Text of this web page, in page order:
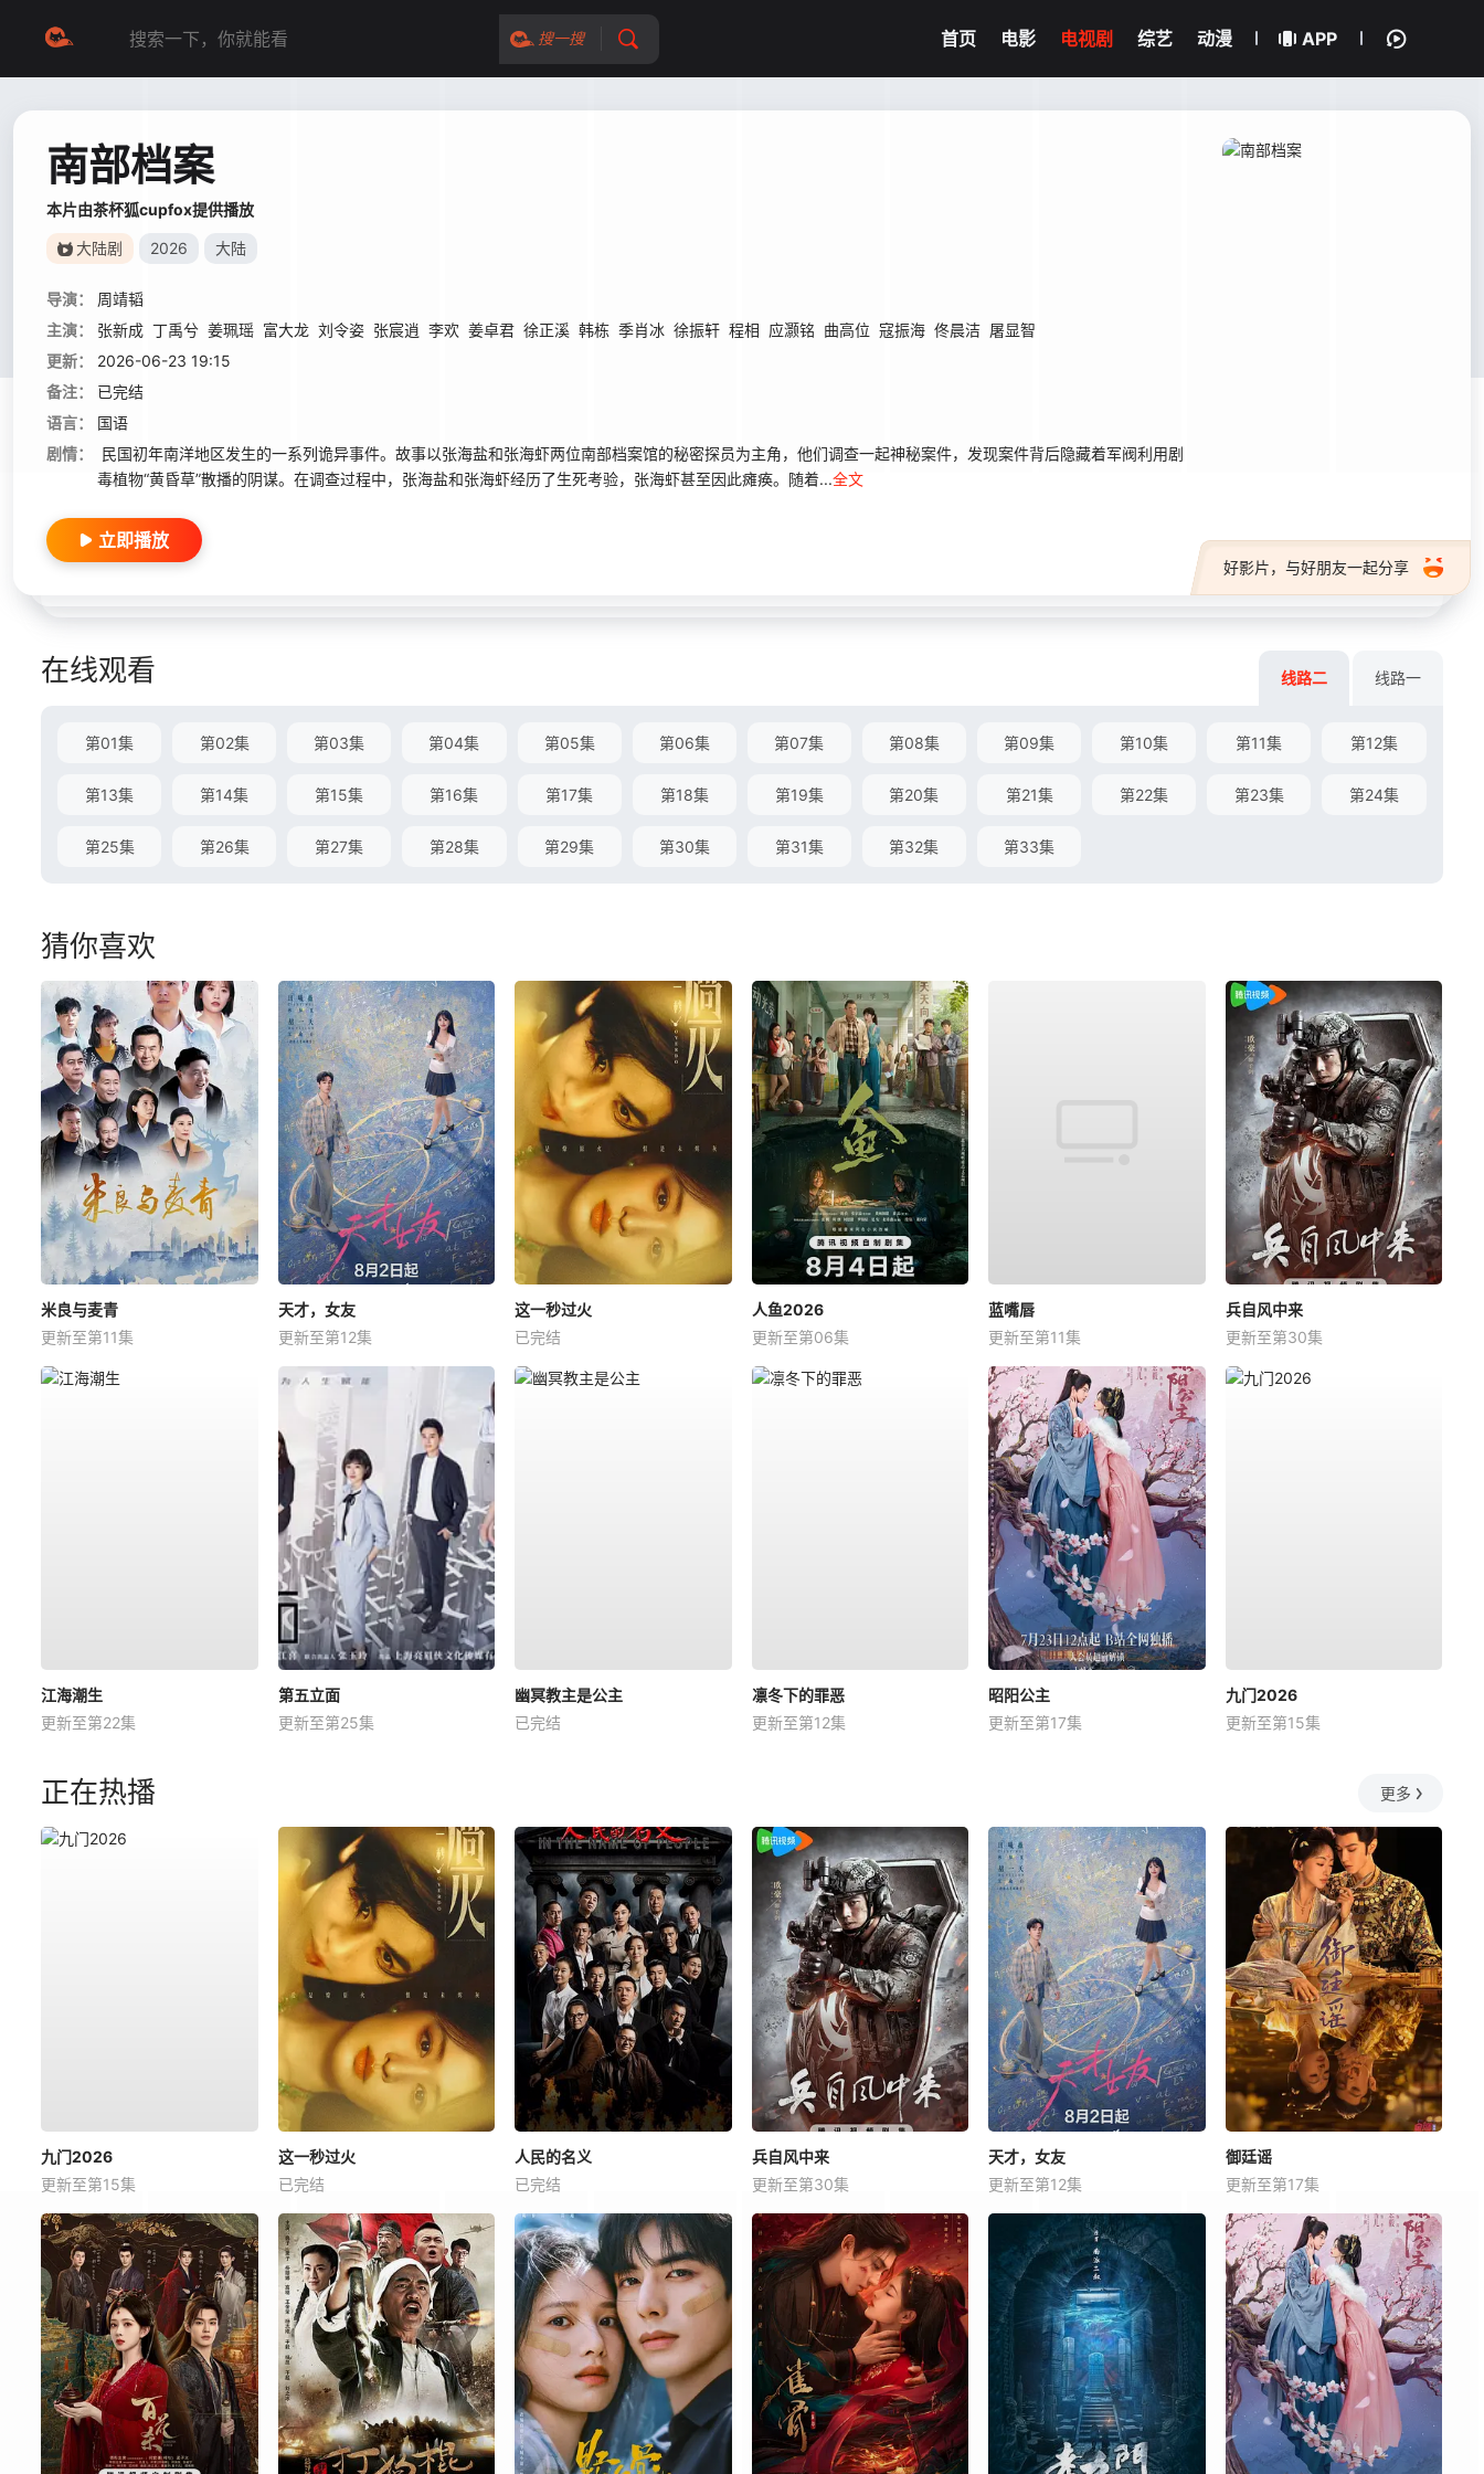
搜一搜 首页 电影 电视剧 综艺 动漫 APP
南部档案
本片由茶杯狐cupfox提供播放
大陆剧 2026 大陆
导演：
周靖韬
主演：
张新成 丁禹兮 姜珮瑶 富大龙 刘令姿 张宸逍 李欢 姜卓君 徐正溪 韩栋 季肖冰 徐振轩 程相 应灏铭 曲高位 寇振海 佟晨洁 屠显智
更新：
2026-06-23 19:15
备注：
已完结
语言：
国语
剧情：
民国初年南洋地区发生的一系列诡异事件。故事以张海盐和张海虾两位南部档案馆的秘密探员为主角，他们调查一起神秘案件，发现案件背后隐藏着军阀利用剧
毒植物“黄昏草”散播的阴谋。在调查过程中，张海盐和张海虾经历了生死考验，张海虾甚至因此瘫痪。随着...全文
好影片，与好朋友一起分享
立即播放
在线观看 线路二 线路一
第01集 第02集 第03集 第04集 第05集 第06集 第07集 第08集 第09集 第10集 第11集 第12集
第13集 第14集 第15集 第16集 第17集 第18集 第19集 第20集 第21集 第22集 第23集 第24集
第25集 第26集 第27集 第28集 第29集 第30集 第31集 第32集 第33集
猜你喜欢
米良与麦青
更新至第11集
天才，女友
更新至第12集
这一秒过火
已完结
人鱼2026
更新至第06集
蓝嘴唇
更新至第11集
兵自风中来
更新至第30集
江海潮生
更新至第22集
第五立面
更新至第25集
幽冥教主是公主
已完结
凛冬下的罪恶
更新至第12集
昭阳公主
更新至第17集
九门2026
更新至第15集
正在热播 更多
九门2026
更新至第15集
这一秒过火
已完结
人民的名义
已完结
兵自风中来
更新至第30集
天才，女友
更新至第12集
御廷谣
更新至第17集